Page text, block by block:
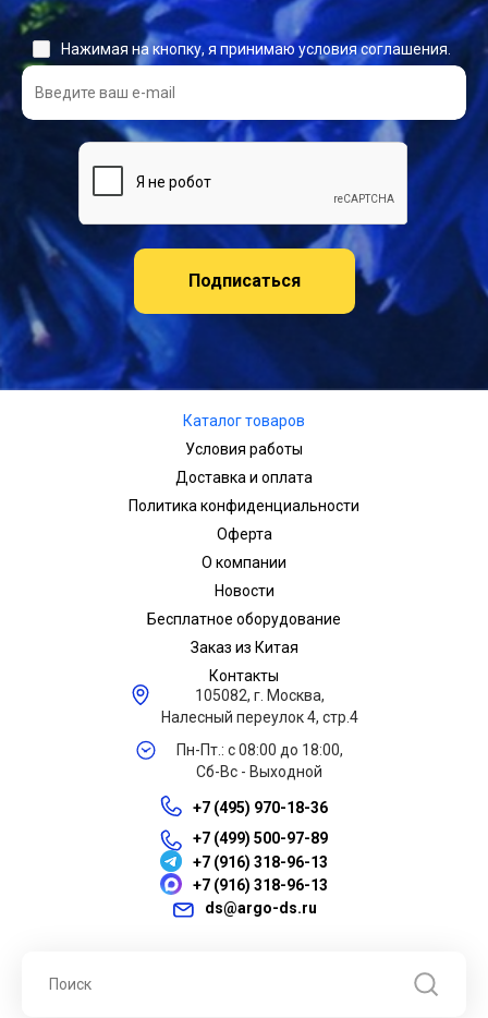
Подписаться
Нажимая на кнопку, я принимаю условия соглашения.
Каталог товаров
Условия работы
Доставка и оплата
Политика конфиденциальности
Оферта
О компании
Новости
Бесплатное оборудование
Заказ из Китая
Контакты
105082, г. Москва,
Налесный переулок 4, стр.4
Пн-Пт.: с 08:00 до 18:00,
Сб-Вс - Выходной
+7 (495) 970-18-36
+7 (499) 500-97-89
+7 (916) 318-96-13
+7 (916) 318-96-13
ds@argo-ds.ru